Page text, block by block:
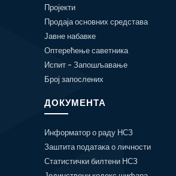
Пројекти
Продаја основних средстава
Јавне набавке
Оптерећење саветника
Испит - Запошљавање
Број запослених
ДОКУМЕНТА
Информатор о раду НСЗ
Заштита података о личности
Статистички билтени НСЗ